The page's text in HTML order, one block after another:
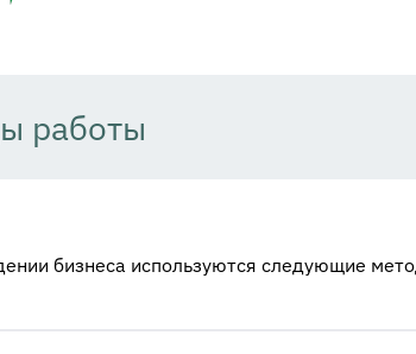
работы
бизнеса используются следующие
экспресс-анализ Сложность